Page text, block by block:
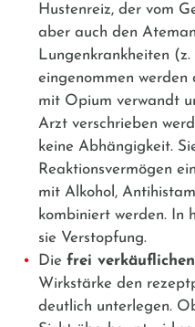
Hustenreiz, der vom
aber auch den
Lungenkrankheiten
eingenommen werden
mit Opium verwandt
Arzt verschrieben
keine Abhängigkeit.
Reaktionsvermögen
mit Alkohol,
kombiniert werden. In
sie Verstopfung.
Die frei
Wirkstärke den
deutlich unterlegen.